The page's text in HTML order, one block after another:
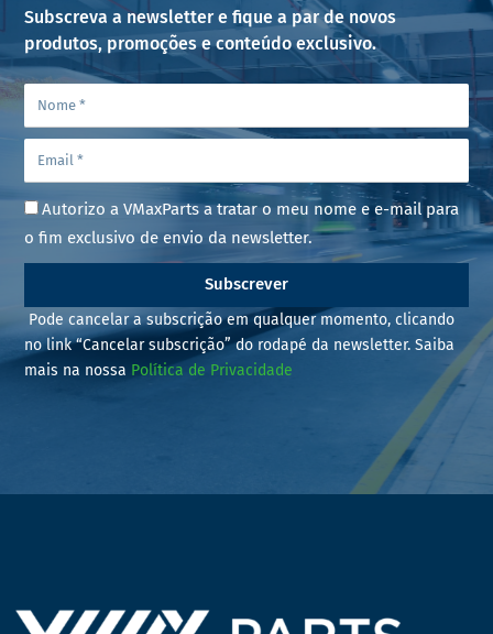
Subscreva a newsletter e fique a par de novos
produtos, promoções e conteúdo exclusivo.
Autorizo a VMaxParts a tratar o meu nome e e-mail para
o fim exclusivo de envio da newsletter.
Subscrever
Pode cancelar a subscrição em qualquer momento, clicando
no link “Cancelar subscrição” do rodapé da newsletter. Saiba
mais na nossa Política de Privacidade